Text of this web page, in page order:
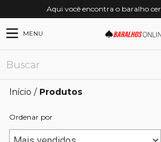
Aqui você encontra o baralho
MENU
Início / Produtos
Ordenar por